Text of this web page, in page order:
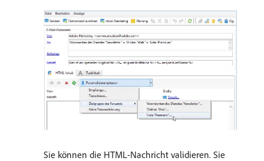
Sie können die HTML-Nachricht validieren. Sie